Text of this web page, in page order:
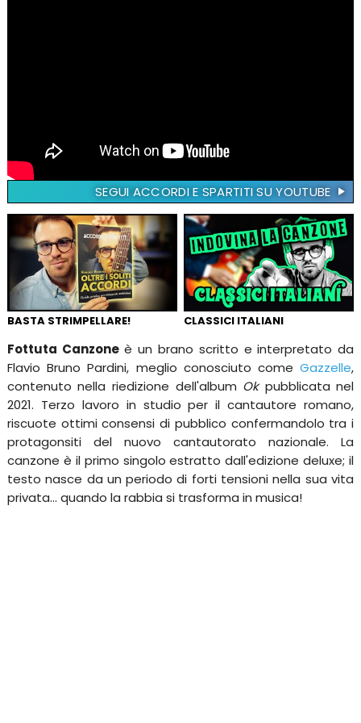
SEGUI ACCORDI E SPARTITI SU YOUTUBE
BASTA STRIMPELLARE! CLASSICI ITALIANI
Fottuta Canzoneè un brano scritto e interpretato da
Flavio Bruno Pardini, meglio conosciuto comeGazzelle,
contenuto nella riedizione dell'album Okpubblicata nel
2021. Terzo lavoro in studio per il cantautore romano,
riscuote ottimi consensi di pubblico confermandolo tra i
protagonsiti del nuovo cantautorato nazionale. La
canzone è il primo singolo estratto dall'edizione deluxe; il
testo nasce da un periodo di forti tensioni nella sua vita
privata... quando la rabbia si trasforma in musica!